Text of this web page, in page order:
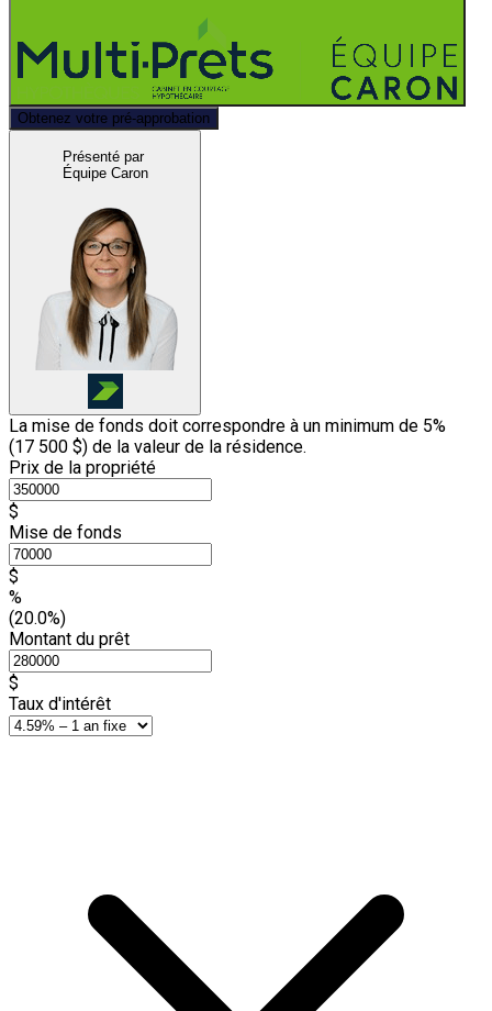
Obtenez votre pré-approbation
Présenté par
Équipe Caron
La mise de fonds doit correspondre à un minimum de 5%
(17 500 $) de la valeur de la résidence.
Prix de la propriété
$
Mise de fonds
$
%
(20.0%)
Montant du prêt
$
Taux d'intérêt